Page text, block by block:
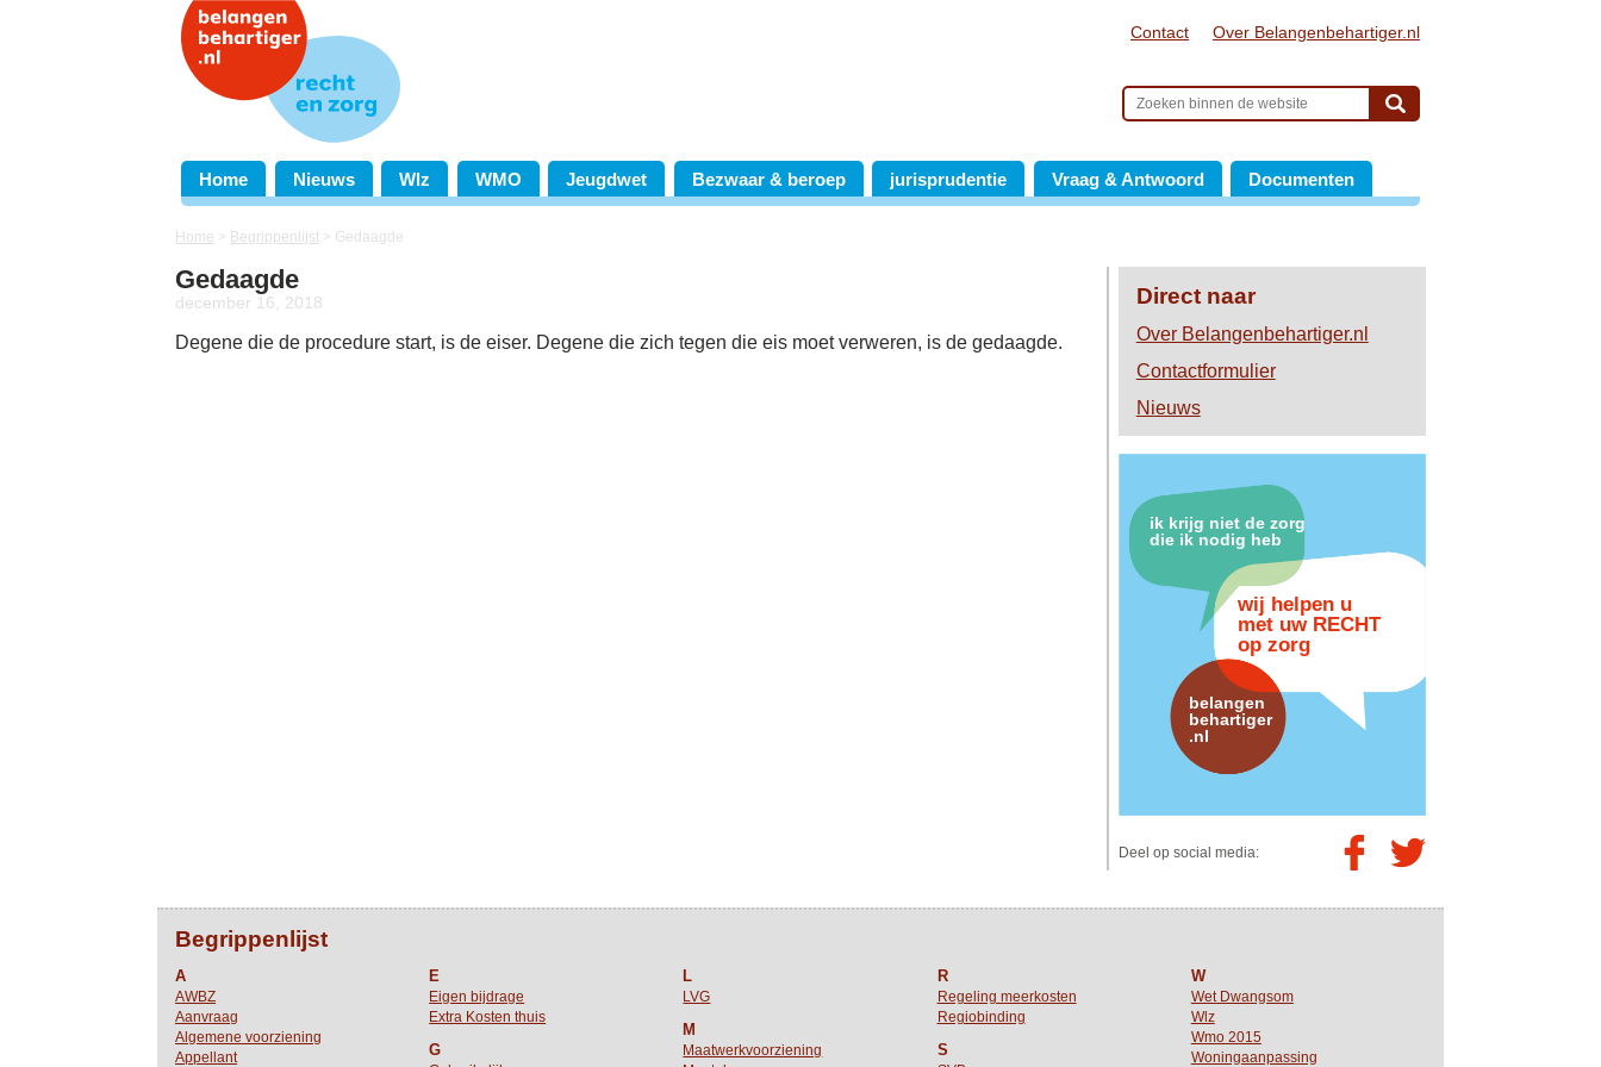
Contact Over Belangenbehartiger.nl
Home Nieuws Wlz WMO Jeugdwet Bezwaar & beroep jurisprudentie Vraag & Antwoord Documenten
Home > Begrippenlijst > Gedaagde
Gedaagde
december 16, 2018
Degene die de procedure start, is de eiser. Degene die zich tegen die eis moet verweren, is de gedaagde.
Direct naar
Over Belangenbehartiger.nl
Contactformulier
Nieuws
ik krijg niet de zorg
die ik nodig heb
wij helpen u
met uw RECHT
op zorg
belangen
behartiger
.nl
Deel op social media:
Begrippenlijst
A
AWBZ
Aanvraag
Algemene voorziening
Appellant
E
Eigen bijdrage
Extra Kosten thuis
G
L
LVG
M
Maatwerkvoorziening
R
Regeling meerkosten
Regiobinding
S
W
Wet Dwangsom
Wlz
Wmo 2015
Woningaanpassing